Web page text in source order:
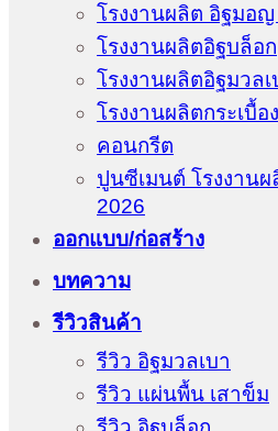
โรงงานผลิต อิฐมอญ
โรงงานผลิตอิฐบล็อก
โรงงานผลิตอิฐมวลเ
โรงงานผลิตกระเบื้อ
คอนกรีต
ปูนซีเมนต์ โรงงาน
2026
ออกแบบ/ก่อสร้าง
บทความ
รีวิวสินค้า
รีวิว อิฐมวลเบา
รีวิว แผ่นพื้น เสาข็ม